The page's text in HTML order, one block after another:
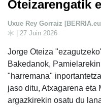
Oteizarengatik
Uxue Rey Gorraiz
| 27 Juin 2026
Jorge Oteiza
Bakedanok,
"harremana"
jaso ditu, Atxagarena eta
argazkirekin osatu du